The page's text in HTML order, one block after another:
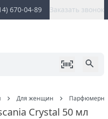
670-04-89 Заказать звонок
Для женщин
Crystal 50 мл